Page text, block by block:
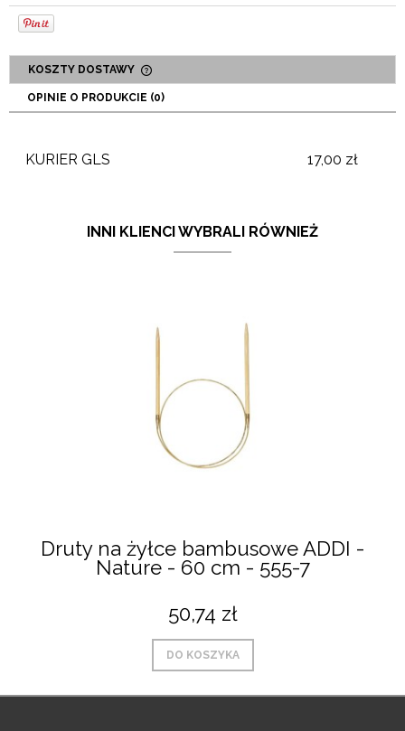
KOSZTY DOSTAWY
CENA NIE ZAWIERA EWENTUALNYCH KOSZTÓW
PŁATNOŚCI
OPINIE O PRODUKCIE (0)
KURIER GLS 17,00 zł
INNI KLIENCI WYBRALI RÓWNIEŻ
Druty na żyłce bambusowe ADDI -
Nature - 60 cm - 555-7
50,74 zł
DO KOSZYKA